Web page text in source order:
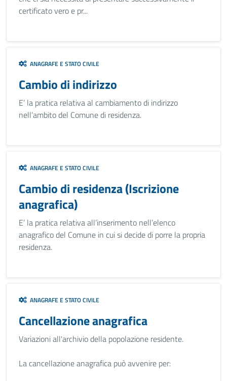
certificato vero e pr...
ANAGRAFE E STATO CIVILE
Cambio di indirizzo
E’ la pratica relativa al cambiamento di indirizzo
nell’ambito del Comune di residenza.
ANAGRAFE E STATO CIVILE
Cambio di residenza (Iscrizione
anagrafica)
E’ la pratica relativa all’inserimento nell’elenco
anagrafico del Comune in cui si decide di porre la propria
residenza.
ANAGRAFE E STATO CIVILE
Cancellazione anagrafica
Variazioni all'archivio della popolazione residente.
La cancellazione anagrafica può avvenire per: